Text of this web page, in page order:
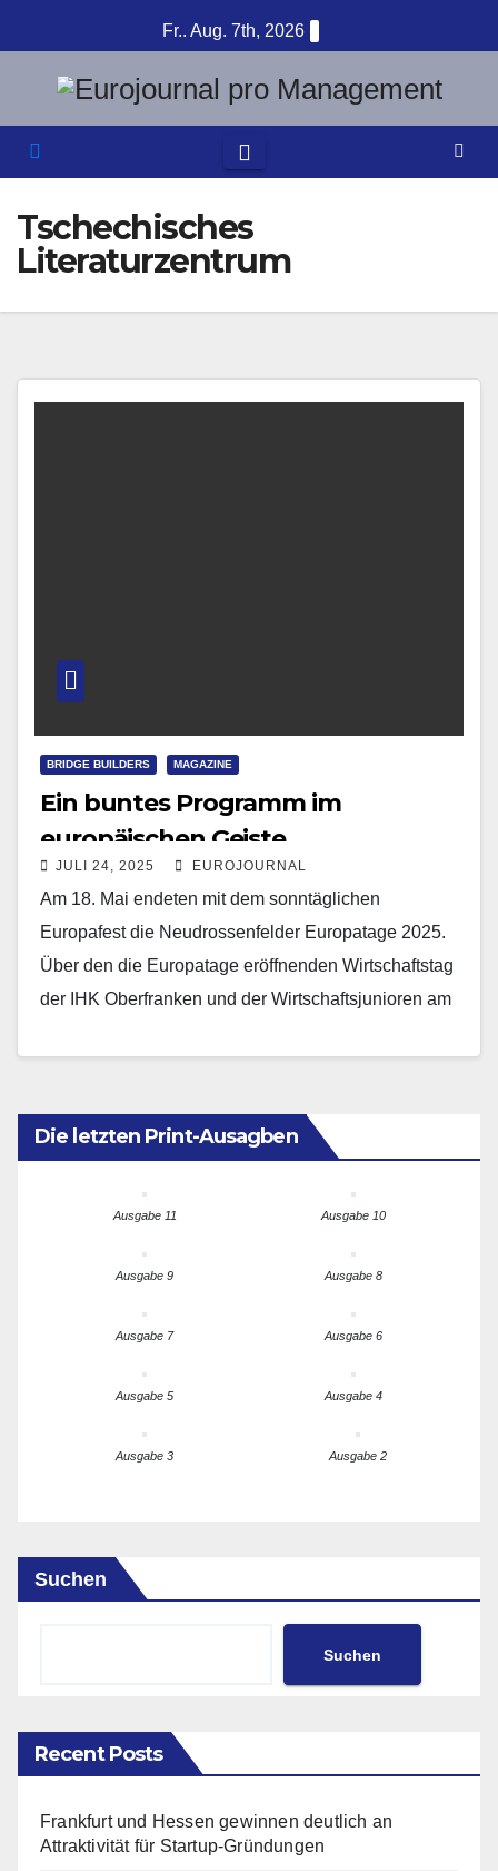
Inhalt
springen
Fr.. Aug. 7th, 2026
Tschechisches
Literaturzentrum
BRIDGE BUILDERS MAGAZINE
Ein buntes Programm im
europäischen Geiste
JULI 24, 2025 EUROJOURNAL
Am 18. Mai endeten mit dem sonntäglichen
Europafest die Neudrossenfelder Europatage 2025.
Über den die Europatage eröffnenden Wirtschaftstag
der IHK Oberfranken und der Wirtschaftsjunioren am
Die letzten Print-Ausagben
Ausgabe 11 Ausgabe 10
Ausgabe 9 Ausgabe 8
Ausgabe 7 Ausgabe 6
Ausgabe 5 Ausgabe 4
Ausgabe 3 Ausgabe 2
Suchen
Suchen
Recent Posts
Frankfurt und Hessen gewinnen deutlich an
Attraktivität für Startup-Gründungen